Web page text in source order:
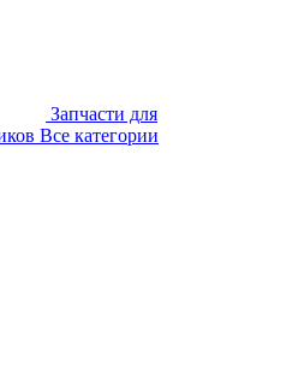
Запчасти для
Все категории